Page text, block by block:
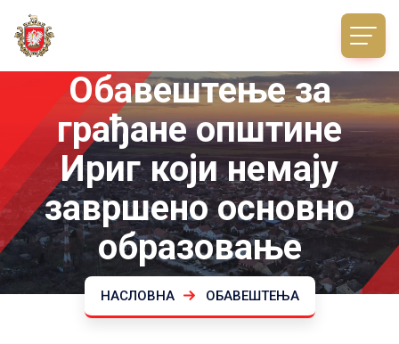
Обавештење за
грађане општине
Ириг који немају
завршено основно
образовање
НАСЛОВНА ОБАВЕШТЕЊА